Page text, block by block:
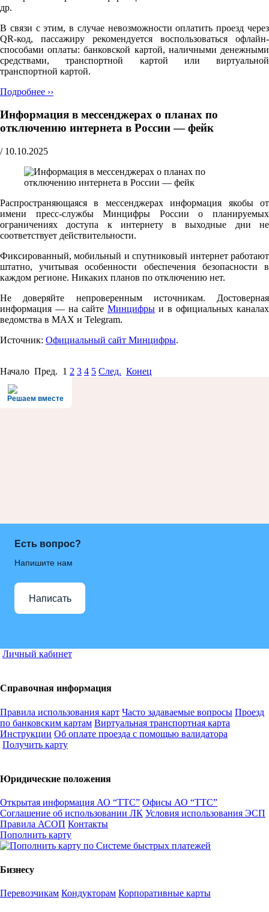
др.
В связи с этим, в случае невозможности оплатить проезд через
QR-код, пассажиру рекомендуется воспользоваться офлайн-
способами оплаты: банковской картой, наличными денежными
средствами, транспортной картой или виртуальной
транспортной картой.
Подробнее ››
Информация в мессенджерах о планах по
отключению интернета в России — фейк
/ 10.10.2025
Распространяющаяся в мессенджерах информация якобы от
имени пресс-службы Минцифры России о планируемых
ограничениях доступа к интернету в выходные дни не
соответствует действительности.
Фиксированный, мобильный и спутниковый интернет работают
штатно, учитывая особенности обеспечения безопасности в
каждом регионе. Никаких планов по отключению нет.
Не доверяйте непроверенным источникам. Достоверная
информация — на сайте Минцифры и в официальных каналах
ведомства в MAX и Telegram.
Источник: Официальный сайт Минцифры.
Начало Пред. 1 2 3 4 5 След. Конец
Решаем вместе
Есть вопрос?
Напишите нам
Написать
Личный кабинет
Справочная информация
Правила использования карт Часто задаваемые вопросы Проезд
по банковским картам Виртуальная транспортная карта
Инструкции Об оплате проезда с помощью валидатора
Получить карту
Юридические положения
Открытая информация АО “ТТС” Офисы АО “ТТС”
Соглашение об использовании ЛК Условия использования ЭСП
Правила АСОП Контакты
Пополнить карту
Бизнесу
Перевозчикам Кондукторам Корпоративные карты